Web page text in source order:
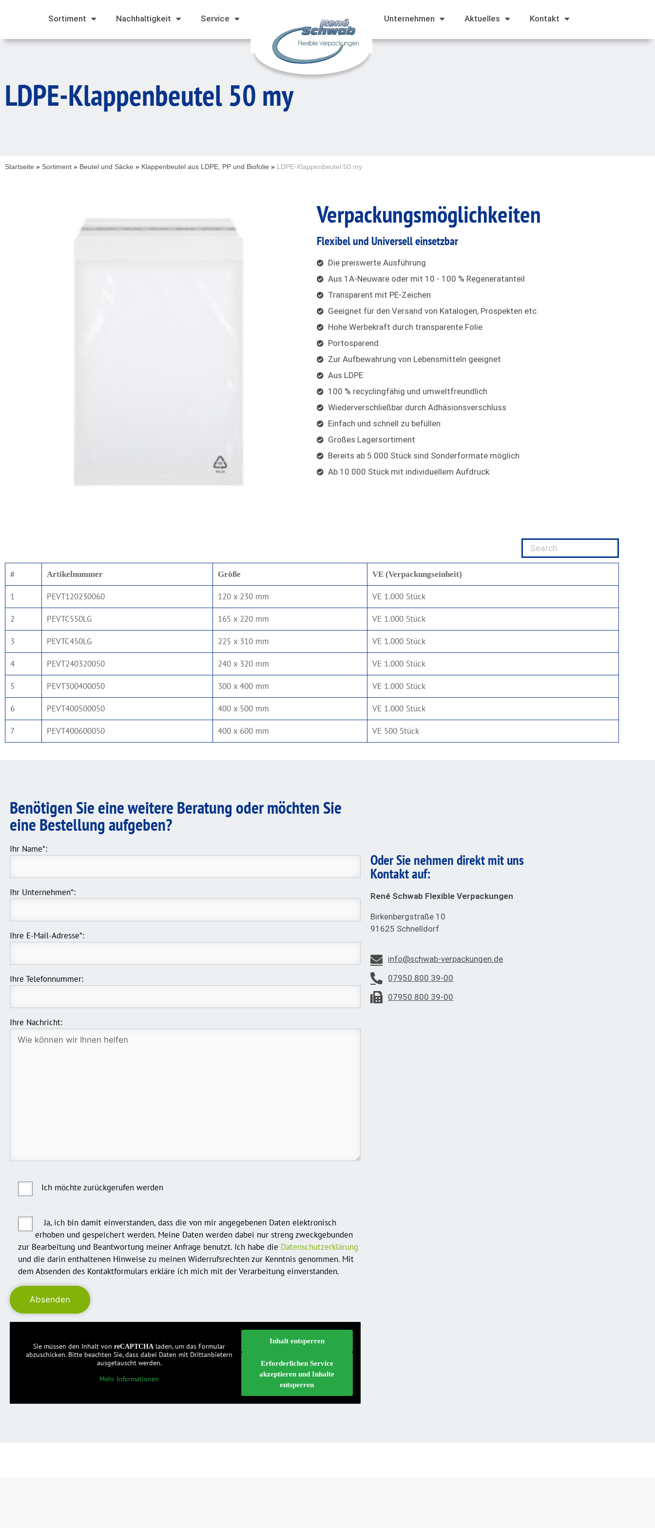
Sortiment Nachhaltigkeit Service Unternehmen Aktuelles Kontakt
LDPE-Klappenbeutel 50 my
Startseite » Sortiment » Beutel und Säcke » Klappenbeutel aus LDPE, PP und Biofolie » LDPE-Klappenbeutel 50 my
Verpackungsmöglichkeiten
Flexibel und Universell einsetzbar
Die preiswerte Ausführung
Aus 1A-Neuware oder mit 10 - 100 % Regeneratanteil
Transparent mit PE-Zeichen
Geeignet für den Versand von Katalogen, Prospekten etc.
Hohe Werbekraft durch transparente Folie
Portosparend
Zur Aufbewahrung von Lebensmitteln geeignet
Aus LDPE
100 % recyclingfähig und umweltfreundlich
Wiederverschließbar durch Adhäsionsverschluss
Einfach und schnell zu befüllen
Großes Lagersortiment
Bereits ab 5.000 Stück sind Sonderformate möglich
Ab 10.000 Stück mit individuellem Aufdruck
# Artikelnummer Größe VE (Verpackungseinheit)
1 PEVT120230060 120 x 230 mm VE 1.000 Stück
2 PEVTC550LG 165 x 220 mm VE 1.000 Stück
3 PEVTC450LG 225 x 310 mm VE 1.000 Stück
4 PEVT240320050 240 x 320 mm VE 1.000 Stück
5 PEVT300400050 300 x 400 mm VE 1.000 Stück
6 PEVT400500050 400 x 500 mm VE 1.000 Stück
7 PEVT400600050 400 x 600 mm VE 500 Stück
Benötigen Sie eine weitere Beratung oder möchten Sie
eine Bestellung aufgeben?
Ihr Name*:
Ihr Unternehmen*:
Ihre E-Mail-Adresse*:
Ihre Telefonnummer:
Ihre Nachricht:
Ich möchte zurückgerufen werden
Ja, ich bin damit einverstanden, dass die von mir angegebenen Daten elektronisch
erhoben und gespeichert werden. Meine Daten werden dabei nur streng zweckgebunden
zur Bearbeitung und Beantwortung meiner Anfrage benutzt. Ich habe die Datenschutzerklärung
und die darin enthaltenen Hinweise zu meinen Widerrufsrechten zur Kenntnis genommen. Mit
dem Absenden des Kontaktformulars erkläre ich mich mit der Verarbeitung einverstanden.
Sie müssen den Inhalt vonreCAPTCHA laden, um das Formular
abzuschicken. Bitte beachten Sie, dass dabei Daten mit Drittanbietern
ausgetauscht werden.
Mehr Informationen
Inhalt entsperren
Erforderlichen Service
akzeptieren und Inhalte
entsperren
Oder Sie nehmen direkt mit uns
Kontakt auf:
René Schwab Flexible Verpackungen
Birkenbergstraße 10
91625 Schnelldorf
info@schwab-verpackungen.de
07950 800 39-00
07950 800 39-00